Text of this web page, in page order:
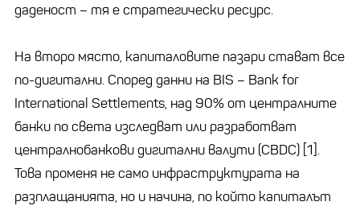
даденост – тя е стратегически ресурс.
На второ място, капиталовите пазари стават все
по-дигитални. Според данни на BIS – Bank for
International Settlements, над 90% от централните
банки по света изследват или разработват
централнобанкови дигитални валути (CBDC) [1].
Това променя не само инфраструктурата на
разплащанията, но и начина, по който капиталът